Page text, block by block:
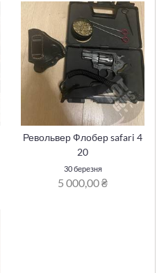
Револьвер Флобер safari 4
20
30 березня
5 000,00 ₴